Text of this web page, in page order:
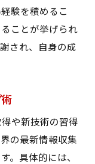
験を積めるこ
ことが挙げられ
され、自身の成
や新技術の習得
の最新情報収集
。具体的には、